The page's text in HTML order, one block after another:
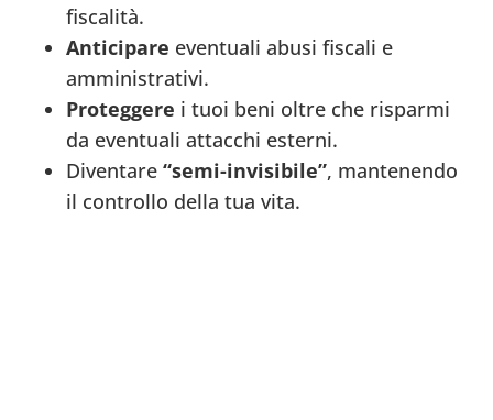
fiscalità.
Anticipare eventuali abusi fiscali e
amministrativi.
Proteggere i tuoi beni oltre che risparmi
da eventuali attacchi esterni.
Diventare “semi-invisibile”, mantenendo
il controllo della tua vita.